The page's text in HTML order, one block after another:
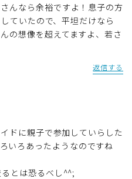
んなら余裕ですよ！息子の方
ていたので、平坦だけなら
の想像を超えてますよ、若さ
返信する
ドに親子で参加していらした
いろあったようなのですね
とは恐るべし^^;